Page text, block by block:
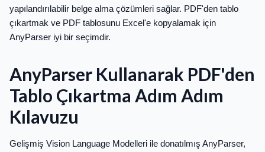
yapılandırılabilir belge alma çözümleri sağlar. PDF'den tablo
çıkartmak ve PDF tablosunu Excel'e kopyalamak için
AnyParser iyi bir seçimdir.
AnyParser Kullanarak PDF'den
Tablo Çıkartma Adım Adım
Kılavuzu
Gelişmiş Vision Language Modelleri ile donatılmış AnyParser,